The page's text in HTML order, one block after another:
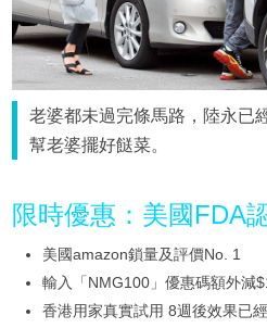
老婆都未過完條馬路，陸永已
幫老婆擺好餸菜。
限時優惠：美國FDA
美國amazon鎖量及評價No. 1
輸入「NMG100」優惠碼額外減
香港用家真實試用 8週後效果已